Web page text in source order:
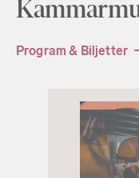
Program & Biljetter